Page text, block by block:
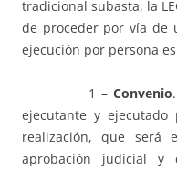
tradicional subasta, la
de proceder por vía de
ejecución por persona
1 –Convenio
ejecutante y
realización, que será
aprobación judicial